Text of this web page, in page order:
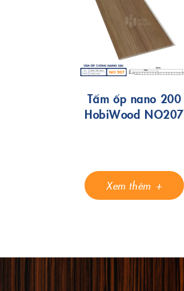
Tấm ốp nano 200
HobiWood NO207
Xem thêm